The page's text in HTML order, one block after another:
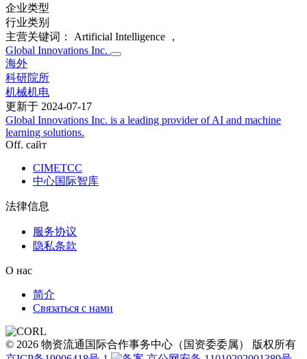
企业类型
行业类别
主营关键词：
Artificial Intelligence
，
Global Innovations Inc.
海外
科研院所
机械机电
更新于 2024-07-17
Global Innovations Inc. is a leading provider of AI and machine
learning solutions.
Оff. сайт
CIMETCC
中心国际智库
法律信息
服务协议
隐私条款
О нас
简介
Связаться с нами
© 2026 物资流通国际合作事务中心（国资委委属） 版权所有